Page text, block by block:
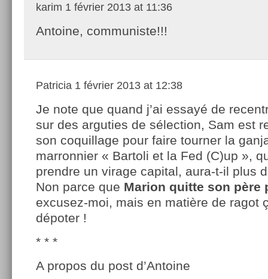
karim 1 février 2013 at 11:36
Antoine, communiste!!!
Patricia 1 février 2013 at 12:38
Je note que quand j’ai essayé de
sur des arguties de sélection, Sam est
son coquillage pour faire tourner la
marronnier « Bartoli et la Fed (C)up »,
prendre un virage capital, aura-t-il plus
Non parce que Marion quitte son père
excusez-moi, mais en matière de ragot
dépoter !
* * *
A propos du post d’Antoine